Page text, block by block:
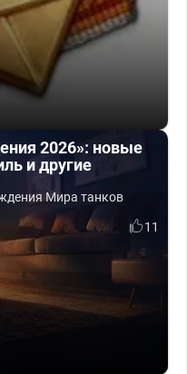
2026»: новые
и другие
Мира танков
11